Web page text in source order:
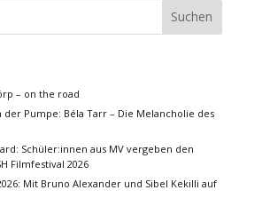
– on the road
Pumpe: Béla Tarr – Die Melancholie des
Schüler:innen aus MV vergeben den
Filmfestival 2026
Mit Bruno Alexander und Sibel Kekilli auf